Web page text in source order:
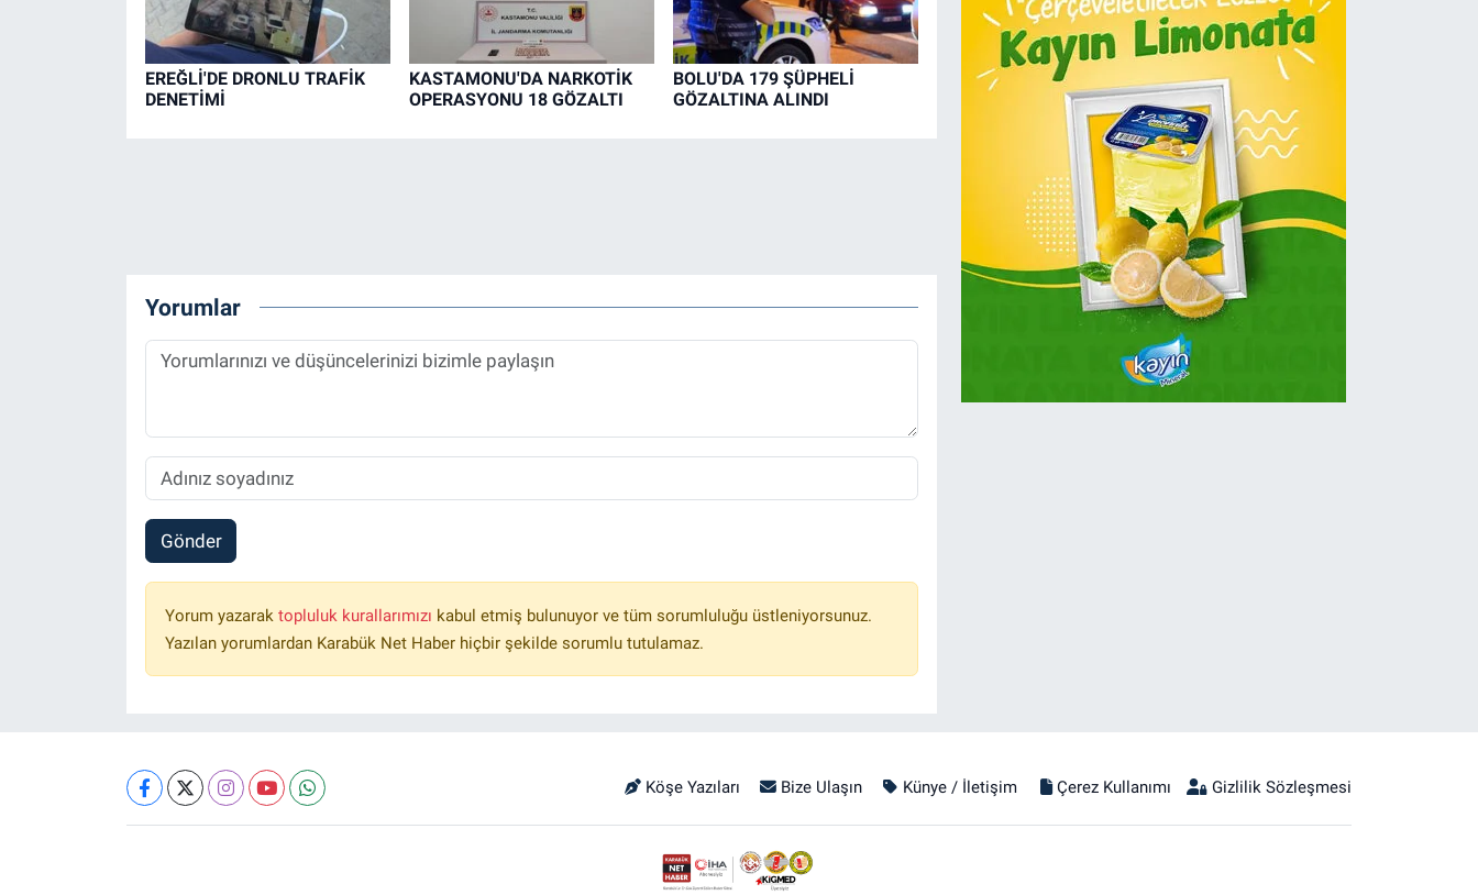
EREĞLİ'DE DRONLU TRAFİK
DENETİMİ
KASTAMONU'DA NARKOTİK
OPERASYONU 18 GÖZALTI
BOLU'DA 179 ŞÜPHELİ
GÖZALTINA ALINDI
Yorumlar
Gönder
Yorum yazarak topluluk kurallarımızı kabul etmiş bulunuyor ve tüm sorumluluğu üstleniyorsunuz.
Yazılan yorumlardan Karabük Net Haber hiçbir şekilde sorumlu tutulamaz.
Köşe Yazıları Bize Ulaşın Künye / İletişim Çerez Kullanımı Gizlilik Sözleşmesi